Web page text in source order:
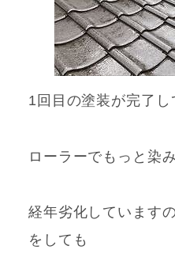
1回目の塗装が完了し
ローラーでもっと 染
経年劣化しています
をしても